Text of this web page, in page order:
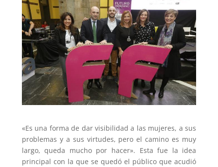
«Es una forma de dar visibilidad a las mujeres, a sus
problemas y a sus virtudes, pero el camino es muy
largo, queda mucho por hacer». Esta fue la idea
principal con la que se quedó el público que acudió